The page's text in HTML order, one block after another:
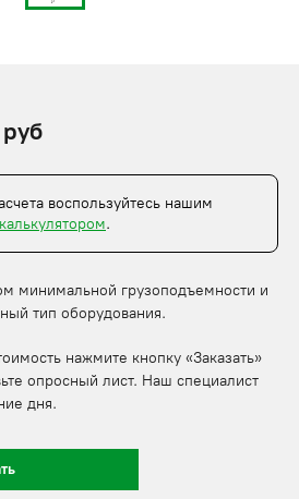
руб
воспользуйтесь нашим
калькулятором.
минимальной грузоподъемности и
тип оборудования.
нажмите кнопку «Заказать»
опросный лист. Наш специалист
дня.